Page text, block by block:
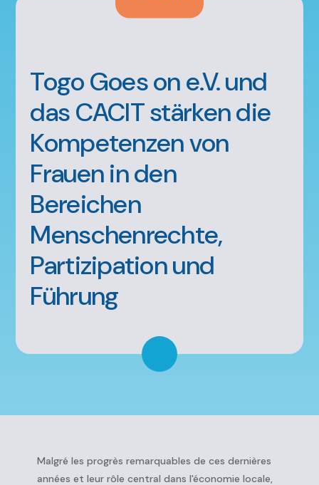
Togo Goes on e.V. und
das CACIT stärken die
Kompetenzen von
Frauen in den
Bereichen
Menschenrechte,
Partizipation und
Führung
Malgré les progrès remarquables de ces dernières
années et leur rôle central dans l'économie locale,